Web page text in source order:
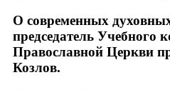
О современных
председатель Учебного
Православной Церкви
Козлов.